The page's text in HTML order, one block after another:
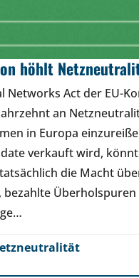
höhlt
Networks Act der EU-
an
in Europa
verkauft wird,
die Macht
bezahlte Überholspuren